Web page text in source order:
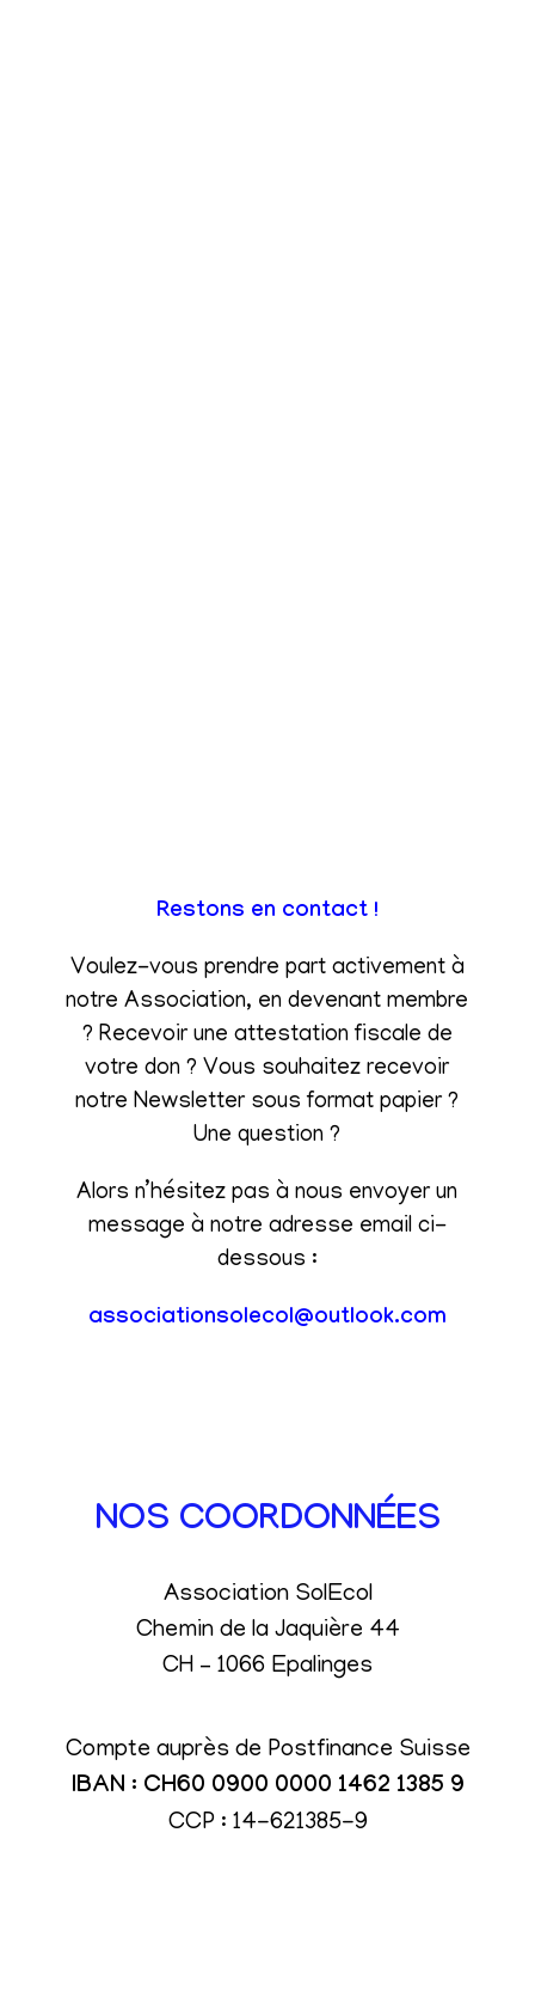
Restons en contact !
Voulez-vous prendre part activement à
notre Association, en devenant membre
? Recevoir une attestation fiscale de
votre don ? Vous souhaitez recevoir
notre Newsletter sous format papier ?
Une question ?
Alors n’hésitez pas à nous envoyer un
message à notre adresse email ci-
dessous :
associationsolecol@outlook.com
NOS COORDONNÉES
Association SolEcol
Chemin de la Jaquière 44
CH – 1066 Epalinges
Compte auprès de Postfinance Suisse
IBAN : CH60 0900 0000 1462 1385 9
CCP : 14-621385-9